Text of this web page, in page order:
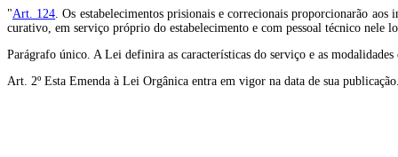
"Art. 124. Os estabelecimentos prisionais e correcionais proporcionarão aos
curativo, em serviço próprio do estabelecimento e com pessoal técnico nele
Parágrafo único. A Lei definira as características do serviço e as
Art. 2º Esta Emenda à Lei Orgânica entra em vigor na data de sua